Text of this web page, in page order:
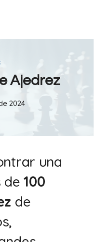
Ajedrez
2024
una
de100
de